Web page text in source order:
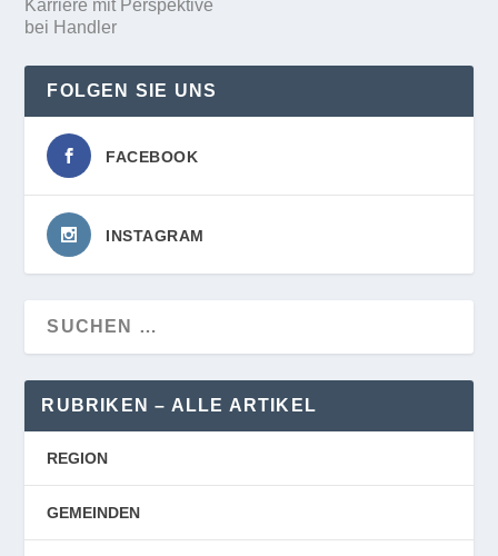
Karriere mit Perspektive
bei Handler
FOLGEN SIE UNS
FACEBOOK
INSTAGRAM
RUBRIKEN – ALLE ARTIKEL
REGION
GEMEINDEN